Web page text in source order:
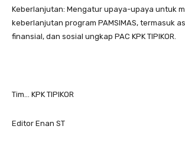
Keberlanjutan: Mengatur upaya-upaya untuk
keberlanjutan program PAMSIMAS, termasuk
finansial, dan sosial ungkap PAC KPK TIPIKOR.
Tim… KPK TIPIKOR
Editor Enan ST